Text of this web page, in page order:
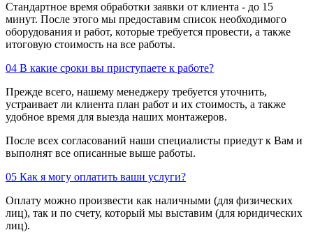
Стандартное время обработки заявки от клиента - до 15
минут. После этого мы предоставим список необходимого
оборудования и работ, которые требуется провести, а также
итоговую стоимость на все работы.
04 В какие сроки вы приступаете к работе?
Прежде всего, нашему менеджеру требуется уточнить,
устраивает ли клиента план работ и их стоимость, а также
удобное время для выезда наших монтажеров.
После всех согласований наши специалисты приедут к Вам и
выполнят все описанные выше работы.
05 Как я могу оплатить ваши услуги?
Оплату можно произвести как наличными (для физических
лиц), так и по счету, который мы выставим (для юридических
лиц).